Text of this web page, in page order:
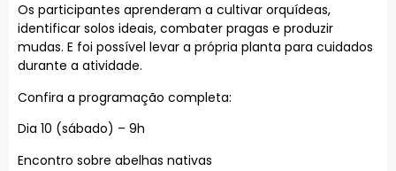
Os participantes aprenderam a cultivar orquídeas,
identificar solos ideais, combater pragas e produzir
mudas. E foi possível levar a própria planta para cuidados
durante a atividade.
Confira a programação completa:
Dia 10 (sábado) – 9h
Encontro sobre abelhas nativas